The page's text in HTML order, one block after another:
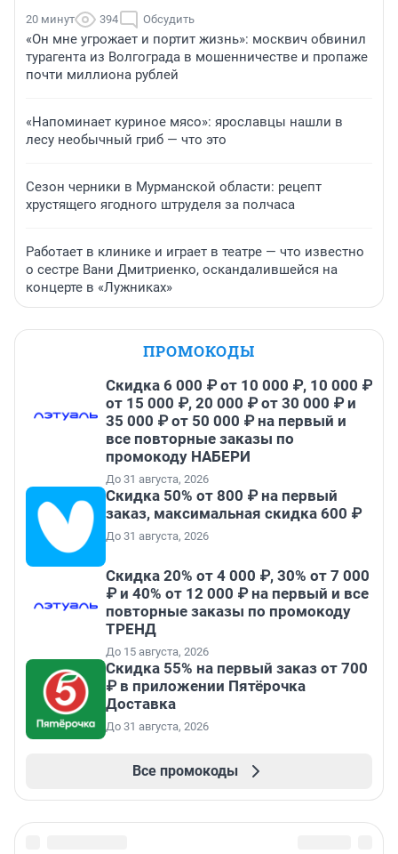
20 минут 394 Обсудить
«Он мне угрожает и портит жизнь»: москвич обвинил
турагента из Волгограда в мошенничестве и пропаже
почти миллиона рублей
«Напоминает куриное мясо»: ярославцы нашли в
лесу необычный гриб — что это
Сезон черники в Мурманской области: рецепт
хрустящего ягодного штруделя за полчаса
Работает в клинике и играет в театре — что известно
о сестре Вани Дмитриенко, оскандалившейся на
концерте в «Лужниках»
ПРОМОКОДЫ
Скидка 6 000 ₽ от 10 000 ₽, 10 000 ₽
от 15 000 ₽, 20 000 ₽ от 30 000 ₽ и
35 000 ₽ от 50 000 ₽ на первый и
все повторные заказы по
промокоду НАБЕРИ
До 31 августа, 2026
Скидка 50% от 800 ₽ на первый
заказ, максимальная скидка 600 ₽
До 31 августа, 2026
Скидка 20% от 4 000 ₽, 30% от 7 000
₽ и 40% от 12 000 ₽ на первый и все
повторные заказы по промокоду
ТРЕНД
До 15 августа, 2026
Скидка 55% на первый заказ от 700
₽ в приложении Пятёрочка
Доставка
До 31 августа, 2026
Все промокоды